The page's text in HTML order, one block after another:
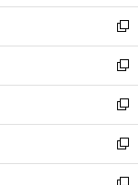
ウ
ィ
ン
ド
ウ
で
開
く
し
い
ウ
ィ
ン
ド
ウ
で
開
新
し
い
ウ
ィ
ン
ド
ウ
新
し
い
ウ
ィ
ン
新
し
い
ウ
新
し